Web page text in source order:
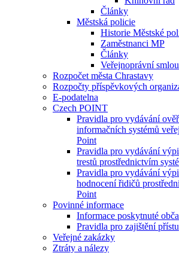
Články
Městská policie
Historie Městské
Zaměstnanci MP
Články
Veřejnoprávní
Rozpočet města Chrastavy
Rozpočty příspěvkových
E-podatelna
Czech POINT
Pravidla pro vydávání
informačních systémů
Point
Pravidla pro vydávání
trestů prostřednictvím
Pravidla pro vydávání
hodnocení řidičů
Point
Povinné informace
Informace poskytnuté
Pravidla pro zajištění
Veřejné zakázky
Ztráty a nálezy